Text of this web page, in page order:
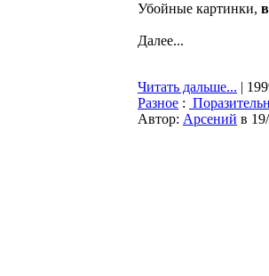
Убойные картинки,
Далее...
Читать дальше... |
Разное :
Автор: Арсений в